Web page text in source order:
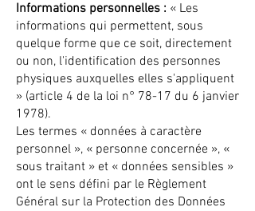
Informations personnelles : « Les
informations qui permettent, sous
quelque forme que ce soit, directement
ou non, l'identification des personnes
physiques auxquelles elles s'appliquent
» (article 4 de la loi n° 78-17 du 6 janvier
1978).
Les termes « données à caractère
personnel », « personne concernée », «
sous traitant » et « données sensibles »
ont le sens défini par le Règlement
Général sur la Protection des Données